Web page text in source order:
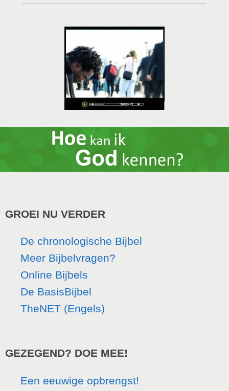
GROEI NU VERDER
De chronologische Bijbel
Meer Bijbelvragen?
Online Bijbels
De BasisBijbel
TheNET (Engels)
GEZEGEND? DOE MEE!
Een eeuwige opbrengst!